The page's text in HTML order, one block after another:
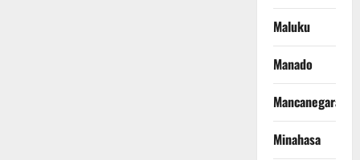
Maluku
Manado
Mancanegara
Minahasa